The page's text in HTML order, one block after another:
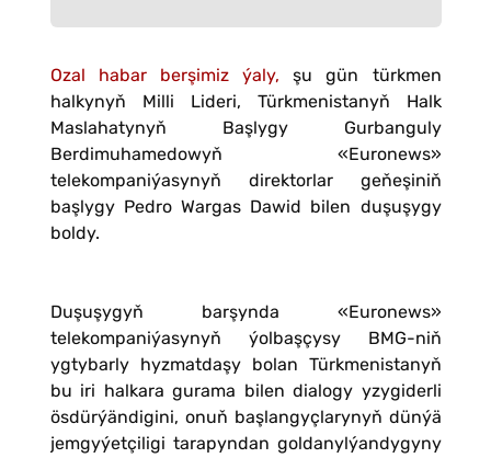
Ozal habar berşimiz ýaly, şu gün türkmen
halkynyň Milli Lideri, Türkmenistanyň Halk
Maslahatynyň Başlygy Gurbanguly
Berdimuhamedowyň «Euronews»
telekompaniýasynyň direktorlar geňeşiniň
başlygy Pedro Wargas Dawid bilen duşuşygy
boldy.
Duşuşygyň barşynda «Euronews»
telekompaniýasynyň ýolbaşçysy BMG-niň
ygtybarly hyzmatdaşy bolan Türkmenistanyň
bu iri halkara gurama bilen dialogy yzygiderli
ösdürýändigini, onuň başlangyçlarynyň dünýä
jemgyýetçiligi tarapyndan goldanylýandygyny